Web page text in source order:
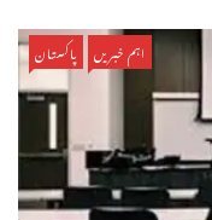
اہم خبریں پاکستان